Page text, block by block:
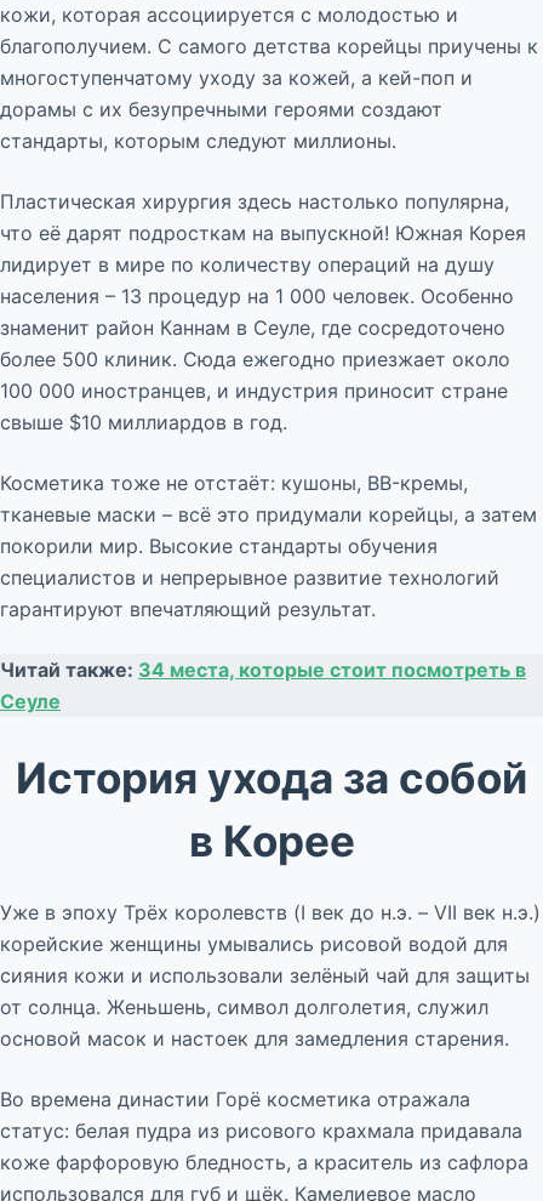
кожи, которая ассоциируется с молодостью и
благополучием. С самого детства корейцы приучены к
многоступенчатому уходу за кожей, а кей-поп и
дорамы с их безупречными героями создают
стандарты, которым следуют миллионы.
Пластическая хирургия здесь настолько популярна,
что её дарят подросткам на выпускной! Южная Корея
лидирует в мире по количеству операций на душу
населения – 13 процедур на 1 000 человек. Особенно
знаменит район Каннам в Сеуле, где сосредоточено
более 500 клиник. Сюда ежегодно приезжает около
100 000 иностранцев, и индустрия приносит стране
свыше $10 миллиардов в год.
Косметика тоже не отстаёт: кушоны, BB-кремы,
тканевые маски – всё это придумали корейцы, а затем
покорили мир. Высокие стандарты обучения
специалистов и непрерывное развитие технологий
гарантируют впечатляющий результат.
Читай также: 34 места, которые стоит посмотреть в
Сеуле
История ухода за собой
в Корее
Уже в эпоху Трёх королевств (I век до н.э. – VII век н.э.)
корейские женщины умывались рисовой водой для
сияния кожи и использовали зелёный чай для защиты
от солнца. Женьшень, символ долголетия, служил
основой масок и настоек для замедления старения.
Во времена династии Горё косметика отражала
статус: белая пудра из рисового крахмала придавала
коже фарфоровую бледность, а краситель из сафлора
использовался для губ и щёк. Камелиевое масло